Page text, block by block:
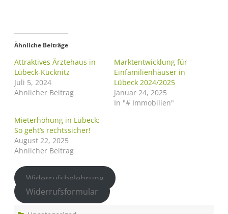
Ähnliche Beiträge
Attraktives Ärztehaus in
Lübeck-Kücknitz
Juli 5, 2024
Ähnlicher Beitrag
Marktentwicklung für
Einfamilienhäuser in
Lübeck 2024/2025
Januar 24, 2025
In "# Immobilien"
Mieterhöhung in Lübeck:
So geht’s rechtssicher!
August 22, 2025
Ähnlicher Beitrag
Widerrufsbelehrung
Widerrufsformular